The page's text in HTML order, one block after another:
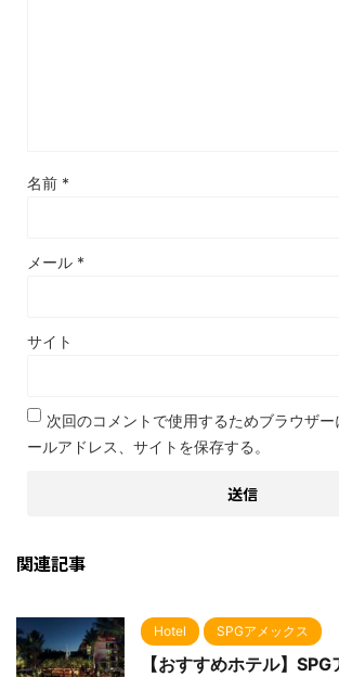
名前 *
メール *
サイト
次回のコメントで使用するためブラウザ
ールアドレス、サイトを保存する。
関連記事
Hotel SPGアメックス
【おすすめホテル】